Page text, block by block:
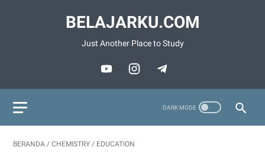
BELAJARKU.COM
Just Another Place to Study
BERANDA / CHEMISTRY / EDUCATION